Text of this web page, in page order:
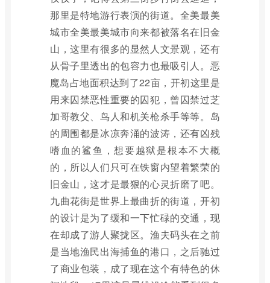
那里是特地游行表演的街道。全美最美
城市全美最美城市向来都被落名在旧金
山，这里有很多的显然人文景观，还有
从骨子里透出的包容力也最吸引人。恶
魔岛占地面积达到了22亩，开初这里是
用来囚禁恶性重要的囚犯，曾囚禁过芝
加哥教父、鸟人和机关枪杀手等等。岛
的周围都是冰凉奔涌的波涛，还有凶残
嗜血的鲨鱼，想要越狱是根本不大概
的，所以人们只可在铁窗内望着繁荣的
旧金山，这才是最狠的心灵折磨了吧。
九曲花街是世界上最曲折的街道，开初
的设计是为了缓和一下忙碌的交通，现
在却成了游人聚拢区。渔夫码头在之前
是当地渔民出海捕鱼的港口，之后驰过
了商业包装，成了现在这个有特色的休